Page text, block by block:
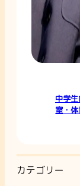
中学
室・体
カテゴリー